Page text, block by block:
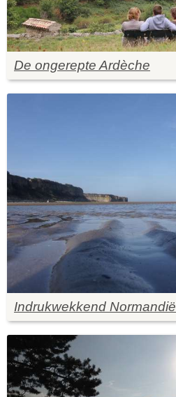
De ongerepte Ardèche
Indrukwekkend Normandië